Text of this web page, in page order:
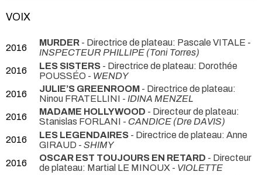
VOIX
2016 MURDER - Directrice de plateau: Pascale VITALE -
INSPECTEUR PHILLIPE (Toni Torres)
2016
LES SISTERS - Directrice de plateau: Dorothée
POUSSÉO - WENDY
2016
JULIE’S GREENROOM - Directrice de plateau:
Ninou FRATELLINI - IDINA MENZEL
2016
MADAME HOLLYWOOD - Directeur de plateau:
Stanislas FORLANI - CANDICE (Dre DAVIS)
2016
LES LEGENDAIRES - Directrice de plateau: Anne
GIRAUD - SHIMY
2016
OSCAR EST TOUJOURS EN RETARD - Directeur
de plateau: Martial LE MINOUX - VIOLETTE